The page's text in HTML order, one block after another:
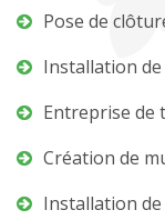
Pose de
Installation
Entreprise de
Création de
Installation